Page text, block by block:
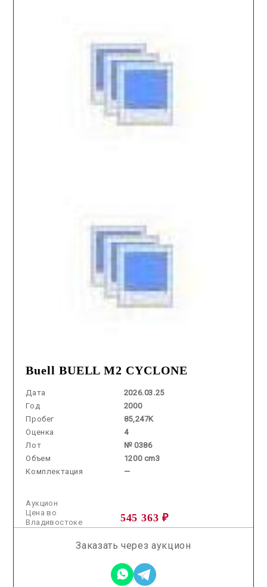
Buell BUELL M2 CYCLONE
Дата
2026.03.25
Год
2000
Пробег
85,247K
Оценка
4
Лот
№ 0386
Объем
1200 cm3
Комплектация
—
Аукцион
545 363 ₽
Цена во
Владивостоке
Заказать через аукцион